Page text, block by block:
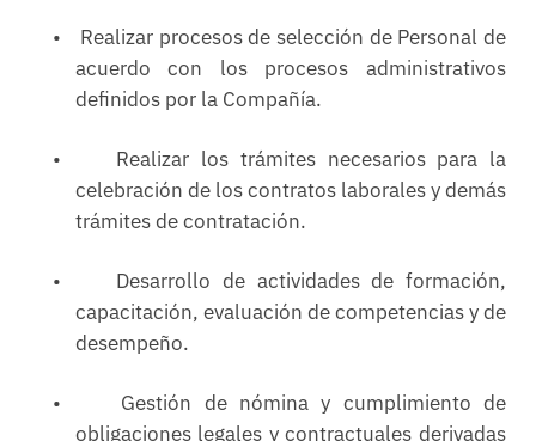
•
Realizar procesos de selección de Personal de
acuerdo con los procesos administrativos
definidos por la Compañía.
•
Realizar los trámites necesarios para la
celebración de los contratos laborales y demás
trámites de contratación.
•
Desarrollo de actividades de formación,
capacitación, evaluación de competencias y de
desempeño.
•
Gestión de nómina y cumplimiento de
obligaciones legales y contractuales derivadas